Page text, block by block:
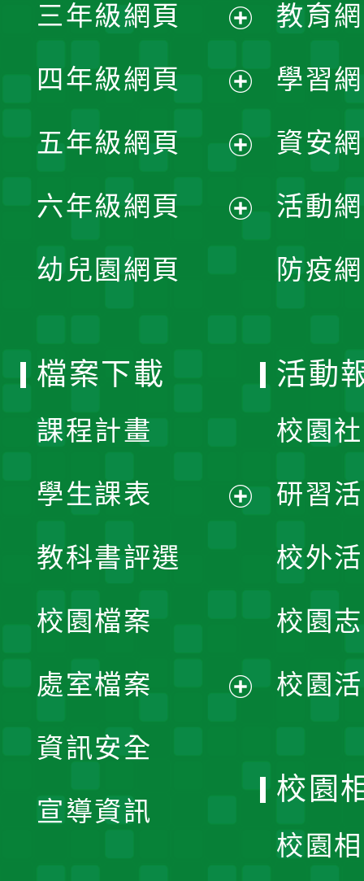
選
單
開
選
單
三年級網頁
開
選
單
四年級網頁
開
選
五年級網頁
開
六年級網頁
幼兒園網頁
教育
學習
資安
活動
防疫
檔案下載
課程計畫
學生課表
單
教科書評選
校園檔案
處室檔案
資訊安全
宣導資訊
活動
校園
研習
校外
校園
校園
校園
校園